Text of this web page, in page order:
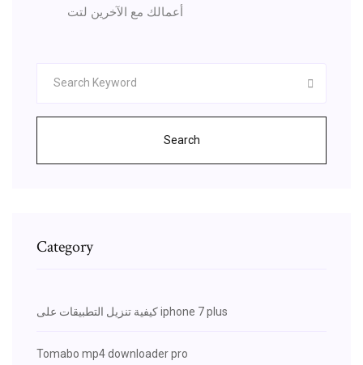
أعمالك مع الآخرين لتت
Search
Category
كيفية تنزيل التطبيقات على iphone 7 plus
Tomabo mp4 downloader pro